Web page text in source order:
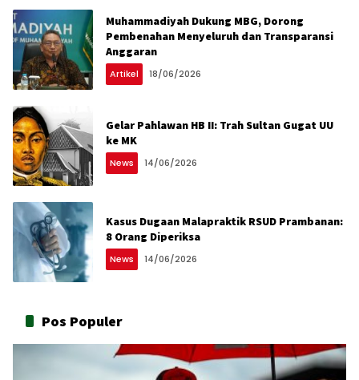
Muhammadiyah Dukung MBG, Dorong
Pembenahan Menyeluruh dan Transparansi
Anggaran
Artikel 18/06/2026
Gelar Pahlawan HB II: Trah Sultan Gugat UU
ke MK
News 14/06/2026
Kasus Dugaan Malapraktik RSUD Prambanan:
8 Orang Diperiksa
News 14/06/2026
Pos Populer